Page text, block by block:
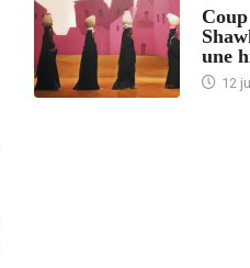
une
12